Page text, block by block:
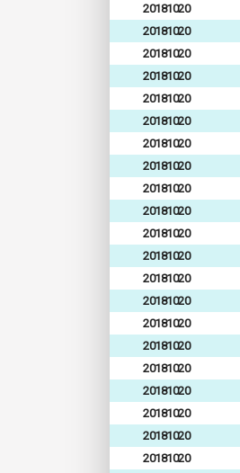
20181020
20181020
20181020
20181020
20181020
20181020
20181020
20181020
20181020
20181020
20181020
20181020
20181020
20181020
20181020
20181020
20181020
20181020
20181020
20181020
20181020